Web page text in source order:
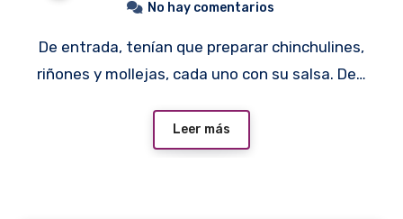
No hay comentarios
De entrada, tenían que preparar chinchulines,
riñones y mollejas, cada uno con su salsa. De…
Leer más